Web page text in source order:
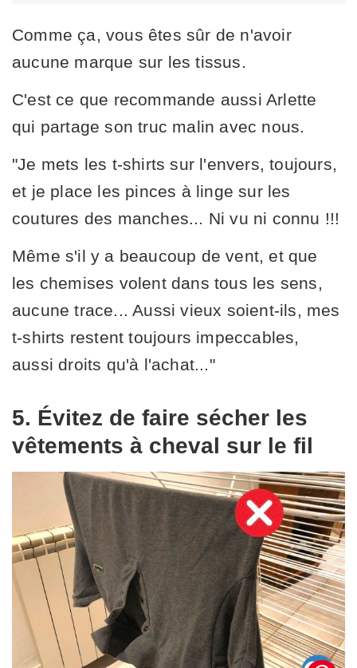
Comme ça, vous êtes sûr de n'avoir
aucune marque sur les tissus.
C'est ce que recommande aussi Arlette
qui partage son truc malin avec nous.
"Je mets les t-shirts sur l'envers, toujours,
et je place les pinces à linge sur les
coutures des manches... Ni vu ni connu !!!
Même s'il y a beaucoup de vent, et que
les chemises volent dans tous les sens,
aucune trace... Aussi vieux soient-ils, mes
t-shirts restent toujours impeccables,
aussi droits qu'à l'achat..."
5. Évitez de faire sécher les
vêtements à cheval sur le fil